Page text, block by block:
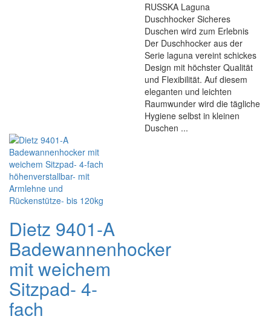
RUSSKA Laguna
Duschhocker Sicheres
Duschen wird zum Erlebnis
Der Duschhocker aus der
Serie laguna vereint schickes
Design mit höchster Qualität
und Flexibilität. Auf diesem
eleganten und leichten
Raumwunder wird die tägliche
Hygiene selbst in kleinen
Duschen ...
Dietz 9401-A
Badewannenhocker
mit weichem
Sitzpad- 4-
fach